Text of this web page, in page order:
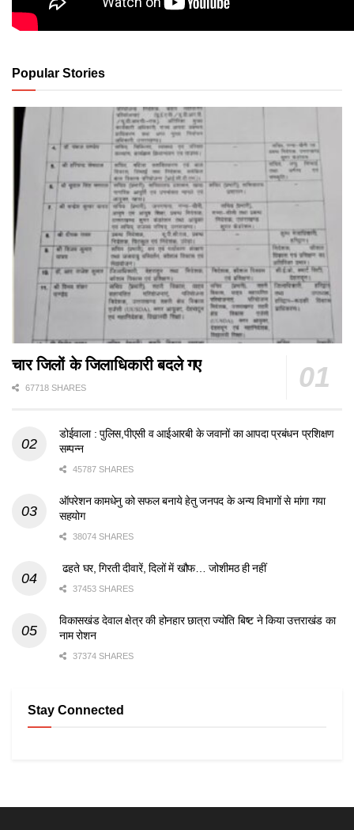
Popular Stories
चार जिलों के जिलाधिकारी बदले गए
67718 SHARES
डोईवाला : पुलिस,पीएसी व आईआरबी के जवानों का आपदा प्रबंधन प्रशिक्षण
सम्पन्न
45787 SHARES
ऑपरेशन कामधेनु को सफल बनाये हेतु जनपद के अन्य विभागों से मांगा गया
सहयोग
38074 SHARES
ढहते घर, गिरती दीवारें, दिलों में खौफ… जोशीमठ ही नहीं
37453 SHARES
विकासखंड देवाल क्षेत्र की होनहार छात्रा ज्योति बिष्ट ने किया उत्तराखंड का
नाम रोशन
37374 SHARES
Stay Connected